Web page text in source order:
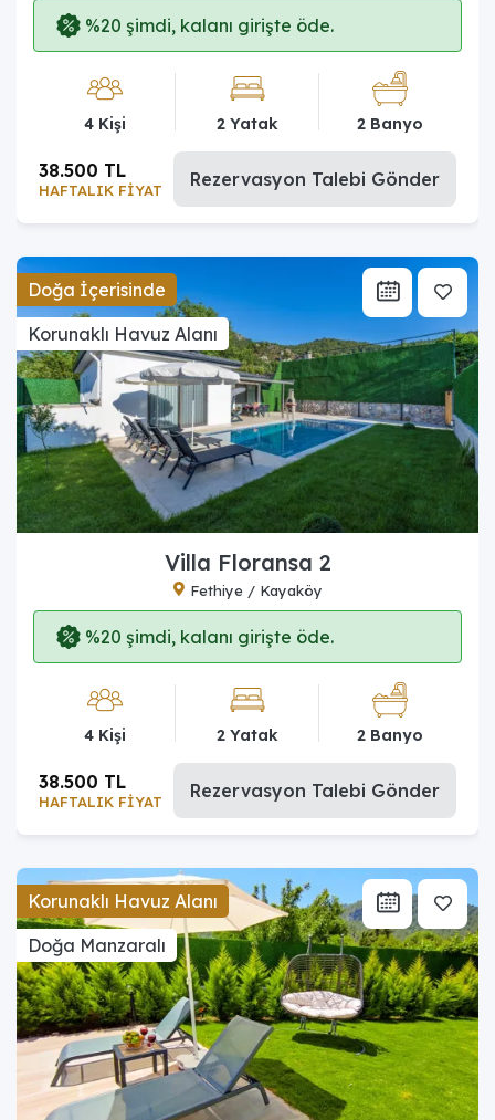
%20 şimdi, kalanı girişte öde.
4 Kişi 2 Yatak 2 Banyo
HAFTALIK FİYAT
38.500 TL Rezervasyon Talebi Gönder
Doğa İçerisinde
Korunaklı Havuz Alanı
Villa Floransa 2
Fethiye / Kayaköy
%20 şimdi, kalanı girişte öde.
4 Kişi 2 Yatak 2 Banyo
HAFTALIK FİYAT
38.500 TL Rezervasyon Talebi Gönder
Korunaklı Havuz Alanı
Doğa Manzaralı